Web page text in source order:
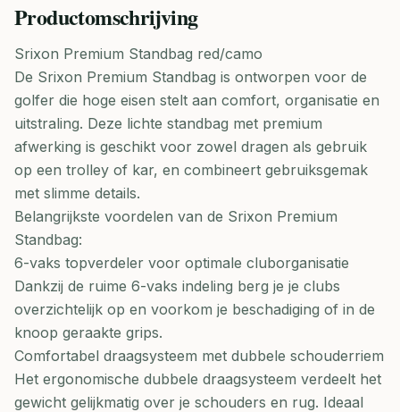
Productomschrijving
Srixon Premium Standbag red/camo
De Srixon Premium Standbag is ontworpen voor de
golfer die hoge eisen stelt aan comfort, organisatie en
uitstraling. Deze lichte standbag met premium
afwerking is geschikt voor zowel dragen als gebruik
op een trolley of kar, en combineert gebruiksgemak
met slimme details.
Belangrijkste voordelen van de Srixon Premium
Standbag:
6-vaks topverdeler voor optimale cluborganisatie
Dankzij de ruime 6-vaks indeling berg je je clubs
overzichtelijk op en voorkom je beschadiging of in de
knoop geraakte grips.
Comfortabel draagsysteem met dubbele schouderriem
Het ergonomische dubbele draagsysteem verdeelt het
gewicht gelijkmatig over je schouders en rug. Ideaal